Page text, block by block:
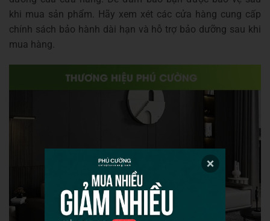
khi mua sản phẩm. Hãy xem xét các cửa hàng cung cấp
chính sách bảo hành dài hạn và hỗ trợ bảo dưỡng sau khi
mua hàng.